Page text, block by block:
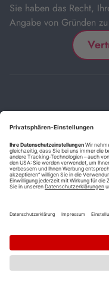
Sie haben das Recht,
Angabe von Gründen
*
Die mit Sternchen (*)
Wenn Sie auf einen
kaufen, bekommen wir
Kauf oder Preis.
Mehrwertsteuer.
Versand innerhalb
Bestellwert.
Vorbestellung ab 30